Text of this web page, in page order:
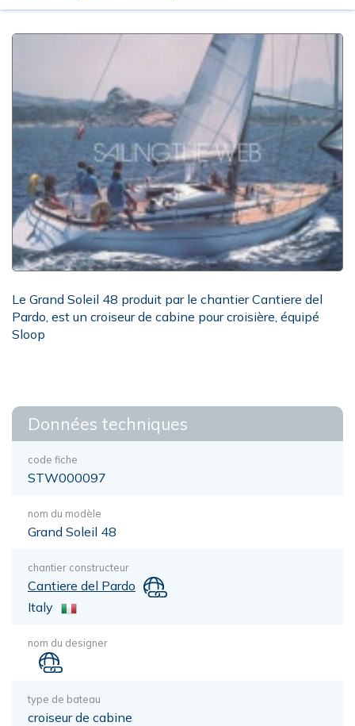
Le Grand Soleil 48 produit par le chantier Cantiere del
Pardo, est un croiseur de cabine pour croisière, équipé
Sloop
Données techniques
code fiche
STW000097
nom du modèle
Grand Soleil 48
chantier constructeur
Cantiere del Pardo
Italy
nom du designer
type de bateau
croiseur de cabine